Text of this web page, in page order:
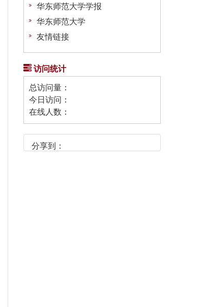
华东师范大学学报
华东师范大学
友情链接
访问统计
总访问量：
今日访问：
在线人数：
分享到：